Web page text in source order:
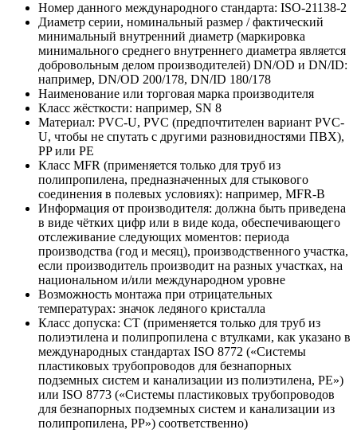
Номер данного международного стандарта: ISO-21138-2
Диаметр серии, номинальный размер / фактический
минимальный внутренний диаметр (маркировка
минимального среднего внутреннего диаметра является
добровольным делом производителей) DN/OD и DN/ID:
например, DN/OD 200/178, DN/ID 180/178
Наименование или торговая марка производителя
Класс жёсткости: например, SN 8
Материал: PVC-U, PVC (предпочтителен вариант PVC-
U, чтобы не спутать с другими разновидностями ПВХ),
PP или PE
Класс MFR (применяется только для труб из
полипропилена, предназначенных для стыкового
соединения в полевых условиях): например, MFR-B
Информация от производителя: должна быть приведена
в виде чётких цифр или в виде кода, обеспечивающего
отслеживание следующих моментов: периода
производства (год и месяц), производственного участка,
если производитель производит на разных участках, на
национальном и/или международном уровне
Возможность монтажа при отрицательных
температурах: значок ледяного кристалла
Класс допуска: CT (применяется только для труб из
полиэтилена и полипропилена с втулками, как указано в
международных стандартах ISO 8772 («Системы
пластиковых трубопроводов для безнапорных
подземных систем и канализации из полиэтилена, PE»)
или ISO 8773 («Системы пластиковых трубопроводов
для безнапорных подземных систем и канализации из
полипропилена, PP») соответственно)